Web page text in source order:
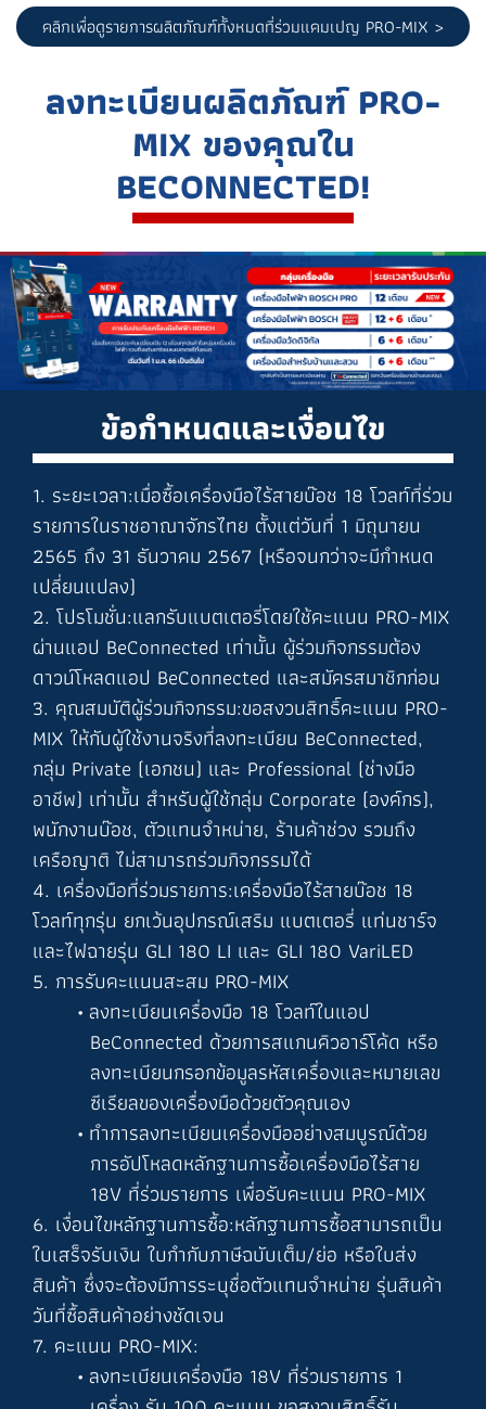
คลิกเพื่อดูรายการผลิตภัณฑ์ทั้งหมดที่ร่วมแคมเปญ PRO-MIX >
ลงทะเบียนผลิตภัณฑ์PRO-
MIX ของคุณใน
BECONNECTED!
ข้อกำหนดและเงื่อนไข
1. ระยะเวลา:เมื่อซื้อเครื่องมือไร้สายบ๊อช 18 โวลท์ที่ร่วม
รายการในราชอาณาจักรไทย ตั้งแต่วันที่ 1 มิถุนายน
2565 ถึง 31 ธันวาคม 2567 (หรือจนกว่าจะมีกำหนด
เปลี่ยนแปลง)
2. โปรโมชั่น:แลกรับแบตเตอรี่โดยใช้คะแนน PRO-MIX
ผ่านแอป BeConnected เท่านั้น ผู้ร่วมกิจกรรมต้อง
ดาวน์โหลดแอป BeConnected และสมัครสมาชิกก่อน
3. คุณสมบัติผู้ร่วมกิจกรรม:ขอสงวนสิทธิ์คะแนน PRO-
MIX ให้กับผู้ใช้งานจริงที่ลงทะเบียน BeConnected,
กลุ่ม Private (เอกชน) และ Professional (ช่างมือ
อาชีพ) เท่านั้น สำหรับผู้ใช้กลุ่ม Corporate (องค์กร),
พนักงานบ๊อช, ตัวแทนจำหน่าย, ร้านค้าช่วง รวมถึง
เครือญาติ ไม่สามารถร่วมกิจกรรมได้
4. เครื่องมือที่ร่วมรายการ:เครื่องมือไร้สายบ๊อช 18
โวลท์ทุกรุ่น ยกเว้นอุปกรณ์เสริม แบตเตอรี่ แท่นชาร์จ
และไฟฉายรุ่น GLI 180 LI และ GLI 180 VariLED
5. การรับคะแนนสะสม PRO-MIX
ลงทะเบียนเครื่องมือ 18 โวลท์ในแอป
BeConnected ด้วยการสแกนคิวอาร์โค้ด หรือ
ลงทะเบียนกรอกข้อมูลรหัสเครื่องและหมายเลข
ซีเรียลของเครื่องมือด้วยตัวคุณเอง
ทำการลงทะเบียนเครื่องมืออย่างสมบูรณ์ด้วย
การอัปโหลดหลักฐานการซื้อเครื่องมือไร้สาย
18V ที่ร่วมรายการ เพื่อรับคะแนน PRO-MIX
6. เงื่อนไขหลักฐานการซื้อ:หลักฐานการซื้อสามารถเป็น
ใบเสร็จรับเงิน ใบกำกับภาษีฉบับเต็ม/ย่อ หรือใบส่ง
สินค้า ซึ่งจะต้องมีการระบุชื่อตัวแทนจำหน่าย รุ่นสินค้า
วันที่ซื้อสินค้าอย่างชัดเจน
7. คะแนน PRO-MIX:
ลงทะเบียนเครื่องมือ 18V ที่ร่วมรายการ 1